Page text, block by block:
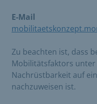
E-Mail
Zu beachten ist, dass
Mobilitätsfaktors unter
Nachrüstbarkeit auf
nachzuweisen ist.